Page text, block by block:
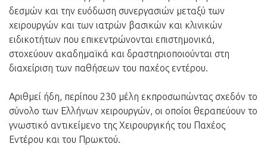
δεσμών και την ευόδωση συνεργασιών μεταξύ των
χειρουργών και των ιατρών βασικών και κλινικών
ειδικοτήτων που επικεντρώνονται επιστημονικά,
στοχεύουν ακαδημαϊκά και δραστηριοποιούνται στη
διαχείριση των παθήσεων του παχέος εντέρου.
Αριθμεί ήδη, περίπου 230 μέλη εκπροσωπώντας σχεδόν το
σύνολο των Ελλήνων χειρουργών, οι οποίοι θεραπεύουν το
γνωστικό αντικείμενο της Χειρουργικής του Παχέος
Εντέρου και του Πρωκτού.